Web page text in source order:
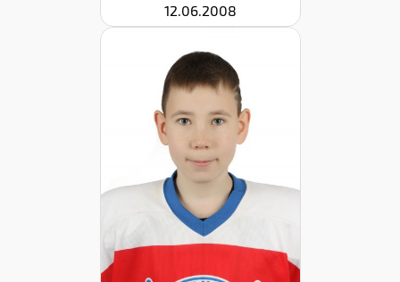
12.06.2008
Дата заявки:
02.02.2021